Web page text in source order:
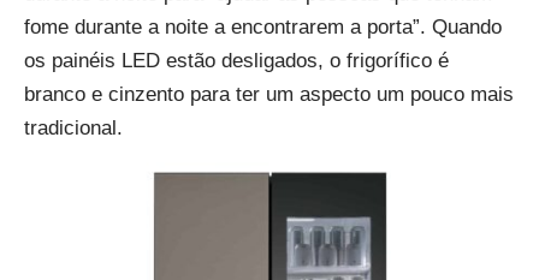
fome durante a noite a encontrarem a porta”. Quando
os painéis LED estão desligados, o frigorífico é
branco e cinzento para ter um aspecto um pouco mais
tradicional.